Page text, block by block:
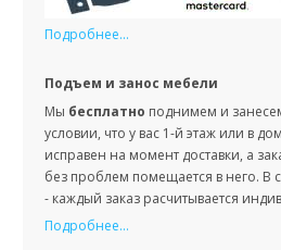
Подробнее...
Подъем и занос мебели
Мы бесплатно поднимем и
условии, что у вас 1-й этаж или в
исправен на момент доставки, а
без проблем помещается в него. В
- каждый заказ расчитывается
Подробнее...